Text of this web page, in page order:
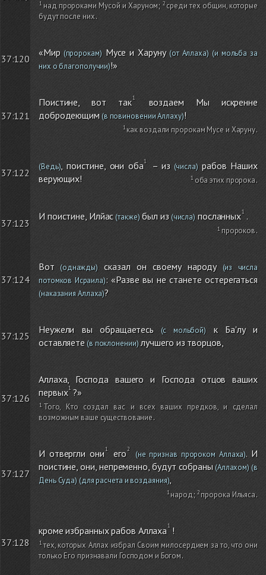
над пророками Мусой и Харуном;
среди тех общин, которые
будут после них.
37:120
«Мир(пророкам)Мусе и Харуну(от Аллаха)(и мольба за
них о благополучии)!»
37:121
Поистине, вот так
воздаем Мы искренне
добродеющим(в повиновении Аллаху)!
как воздали пророкам Мусе и Харуну.
37:122
(Ведь), поистине, они оба – из (числа)рабов Наших
верующих!
оба этих пророка.
37:123
И поистине, Илйас(также)был из(числа) посланных .
пророков.
37:124
Вот(однажды) сказал он своему народу(из числа
потомков Исраила): «Разве вы не станете остерегаться
(наказания Аллаха)?
37:125
Неужели вы обращаетесь (с мольбой) к Ба'лу и
оставляете(в поклонении)лучшего из творцов,
37:126
Аллаха, Господа вашего и Господа отцов ваших
первых ?»
Того, Кто создал вас и всех ваших предков, и сделал
возможным ваше существование.
37:127
И отвергли они его (не признав пророком Аллаха). И
поистине, они, непременно, будут собраны(Аллахом)(в
День Суда) (для расчета и воздаяния),
народ; пророка Ильяса.
37:128
кроме избранных рабов Аллаха !
тех, которых Аллах избрал Своим милосердием за то, что они
только Его признавали Господом и Богом.